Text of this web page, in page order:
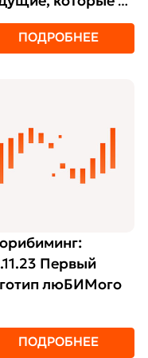
эфире
у
ПОДРОБНЕЕ
Первый
люБИМого
ПОДРОБНЕЕ